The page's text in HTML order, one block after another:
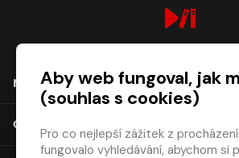
NÁKUP
O SPOLEČNOSTI
Aby web fungoval, jak
(souhlas s cookies)
Pro co nejlepší zážitek z
fungovalo vyhledávání, abychom si